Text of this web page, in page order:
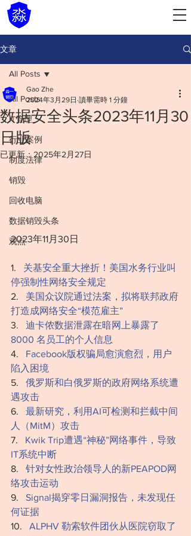
文章
All Posts
IT管理
行业案例
制度法律
销毁
回收电脑
数据销毁头条
观点
All Posts
数据安全头条2023年11月30
日版
Gao Zhe
2024年3月29日 讀畢需時 1 分鐘
已更新： 2025年2月27日
2023年11月30日
1. 关基安全重大挫折！美国水务行业叫
停强制性网络安全规定
‍‍‍2. 美国众议院通过法案，拟将联邦政府
打造成网络安全“模范雇主”
‍‍‍‍‍‍‍‍‍‍‍‍3.   ‍ 迪卡侬数据泄露在暗网上暴露了
8000 名员工的个人信息
4.   ‍ Facebook版权骗局愈演愈烈，用户
陷入困境
‍‍‍‍5. 俄罗斯和白俄罗斯的政府网络系统遭
遇攻击
‍‍‍‍‍‍‍‍6. 最新研究，利用AI可检测和拦截中间
人（MitM）攻击
7. Kwik Trip遭遇“神秘”网络事件，导致
IT系统中断
‍‍‍‍‍‍‍‍‍‍‍‍‍‍‍‍‍‍‍‍8. 针对女性政治领导人的新PEAPOD网
络攻击运动
‍‍‍9.   ‍‍ Signal揭穿零日漏洞报告，未发现任
何证据
‍10. ALPHV 勒索软件团伙从医院窃取了